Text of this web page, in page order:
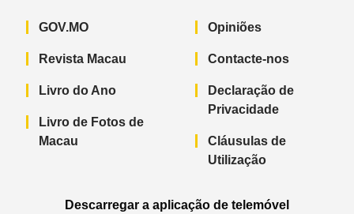
GOV.MO
Revista Macau
Livro do Ano
Livro de Fotos de
Macau
Opiniões
Contacte-nos
Declaração de
Privacidade
Cláusulas de
Utilização
Descarregar a aplicação de telemóvel